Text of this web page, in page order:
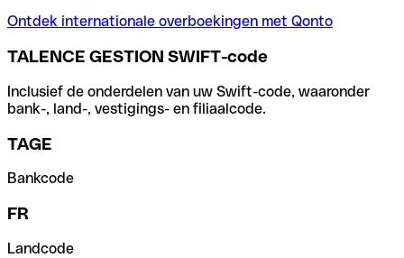
Ontdek internationale overboekingen met Qonto
TALENCE GESTION SWIFT-code
Inclusief de onderdelen van uw Swift-code, waaronder
bank-, land-, vestigings- en filiaalcode.
TAGE
Bankcode
FR
Landcode